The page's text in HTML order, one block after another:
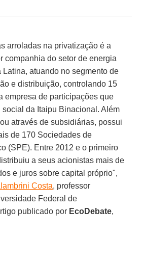
arroladas na privatização é a
companhia do setor de energia
Latina, atuando no segmento de
e distribuição, controlando 15
empresa de participações que
social da Itaipu Binacional. Além
através de subsidiárias, possui
de 170 Sociedades de
(SPE). Entre 2012 e o primeiro
a seus acionistas mais de
e juros sobre capital próprio",
Costa, professor
Federal de
publicado por EcoDebate,